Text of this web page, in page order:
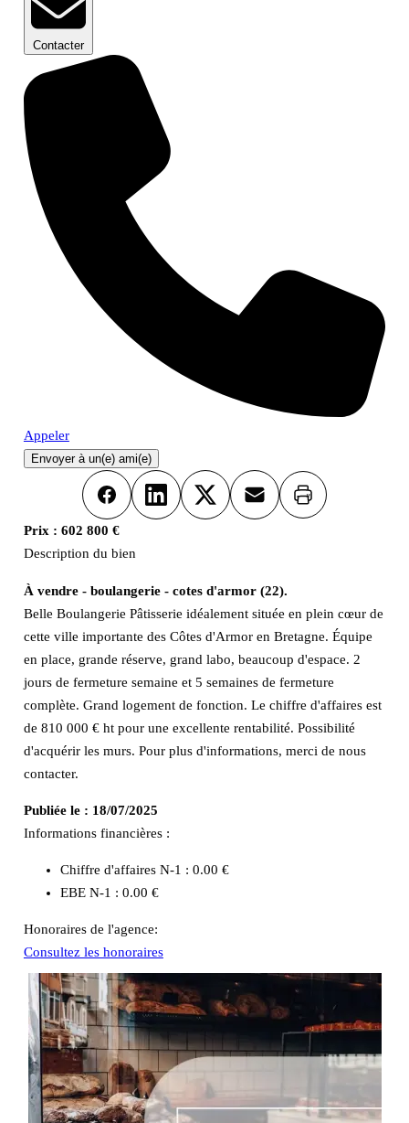
Contacter
Appeler
Envoyer à un(e) ami(e)
FacebookLinkedInX Email Imprimer
Prix : 602 800 €
Description du bien
À vendre - boulangerie - cotes d'armor (22).
Belle Boulangerie Pâtisserie idéalement située en plein cœur de
cette ville importante des Côtes d'Armor en Bretagne. Équipe
en place, grande réserve, grand labo, beaucoup d'espace. 2
jours de fermeture semaine et 5 semaines de fermeture
complète. Grand logement de fonction. Le chiffre d'affaires est
de 810 000 € ht pour une excellente rentabilité. Possibilité
d'acquérir les murs. Pour plus d'informations, merci de nous
contacter.
Publiée le : 18/07/2025
Informations financières :
Chiffre d'affaires N-1 : 0.00 €
EBE N-1 : 0.00 €
Honoraires de l'agence:
Consultez les honoraires